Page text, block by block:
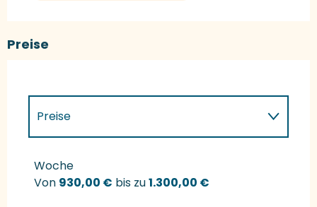
Preise
Preise
Preise 2027
Woche
Von 930,00 € bis zu1.300,00 €